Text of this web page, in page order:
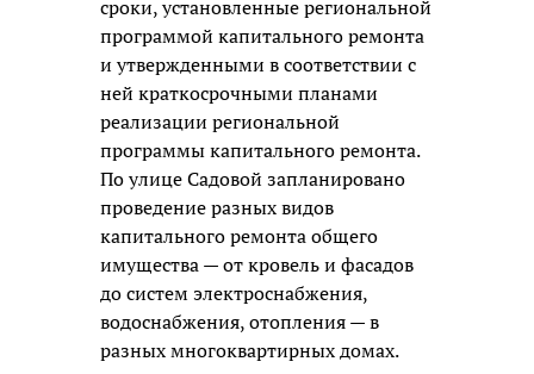
сроки, установленные региональной
программой капитального ремонта
и утвержденными в соответствии с
ней краткосрочными планами
реализации региональной
программы капитального ремонта.
По улице Садовой запланировано
проведение разных видов
капитального ремонта общего
имущества — от кровель и фасадов
до систем электроснабжения,
водоснабжения, отопления — в
разных многоквартирных домах.